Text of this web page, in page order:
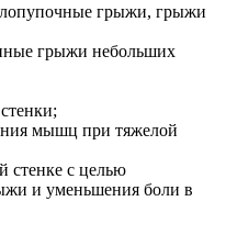
грыжи, грыжи
грыжи небольших
мышц при тяжелой
стенке с целью
и уменьшения боли в